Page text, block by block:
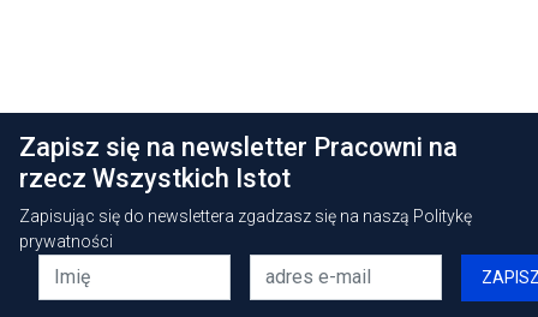
Zapisz się na newsletter Pracowni na
rzecz Wszystkich Istot
Zapisując się do newslettera zgadzasz się na naszą Politykę
prywatności